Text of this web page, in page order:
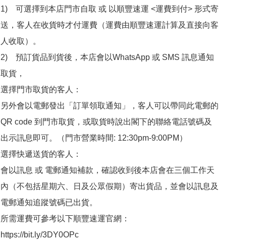
1)　可選擇到本店門市自取 或 以順豐速運 <運費到付> 形式寄
送，客人在收貨時才付運費（運費由順豐速運計算及直接向客
人收取）。
2)　預訂貨品到貨後，本店會以WhatsApp 或 SMS 訊息通知
取貨，
選擇門市取貨的客人：
另外會以電郵發出「訂單領取通知」，客人可以帶同此電郵的
QR code 到門市取貨，或取貨時說出閣下的聯絡電話號碼及
出示訊息即可。（門市營業時間: 12:30pm-9:00PM）
選擇快遞送貨的客人：
會以訊息 或 電郵通知補款，確認收到後本店會在三個工作天
內（不包括星期六、日及公眾假期）寄出貨品，並會以訊息及
電郵通知追蹤號碼已出貨。
所需運費可參考以下順豐速運官網：
https://bit.ly/3DY0OPc